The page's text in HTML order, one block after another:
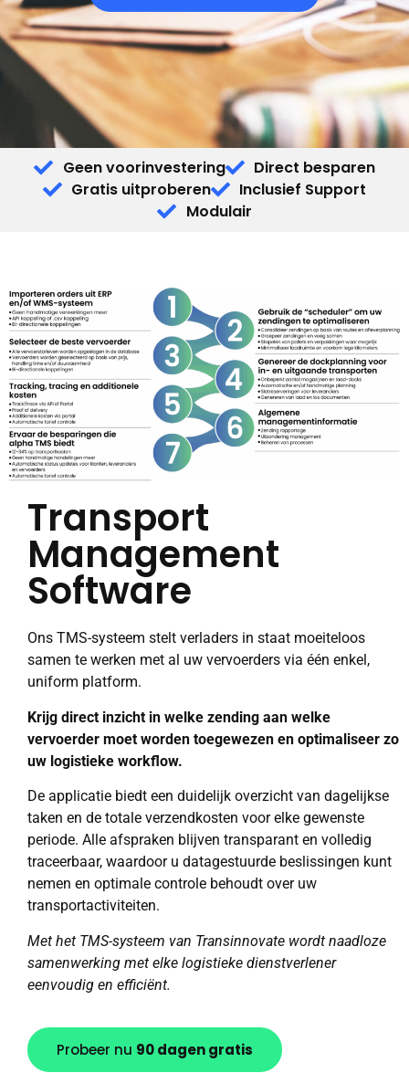
Geen voorinvestering
Direct besparen
Gratis uitproberen
Inclusief Support
Modulair
Transport
Management
Software
Ons TMS-systeem stelt verladers in staat moeiteloos
samen te werken met al uw vervoerders via één enkel,
uniform platform.
Krijg direct inzicht in welke zending aan welke
vervoerder moet worden toegewezen en optimaliseer zo
uw logistieke workflow.
De applicatie biedt een duidelijk overzicht van dagelijkse
taken en de totale verzendkosten voor elke gewenste
periode. Alle afspraken blijven transparant en volledig
traceerbaar, waardoor u datagestuurde beslissingen kunt
nemen en optimale controle behoudt over uw
transportactiviteiten.
Met het TMS-systeem van Transinnovate wordt naadloze
samenwerking met elke logistieke dienstverlener
eenvoudig en efficiënt.
Probeer nu 90 dagen gratis